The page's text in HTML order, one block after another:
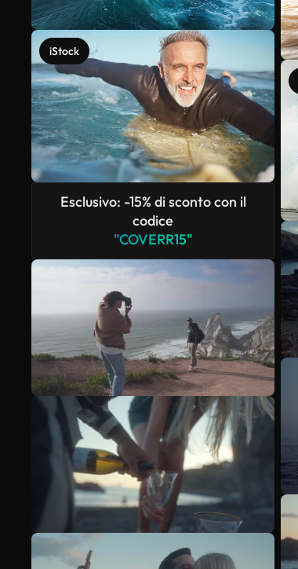
iStock
Esclusivo: -15% di sconto con il
codice
"COVERR15"